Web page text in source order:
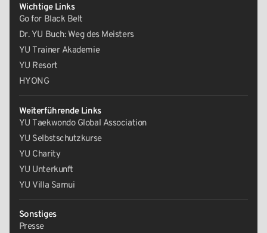
Wichtige Links
Go for Black Belt
Dr. YU Buch: Weg des Meisters
YU Trainer Akademie
YU Resort
HYONG
Weiterführende Links
YU Taekwondo Global Association
YU Selbstschutzkurse
YU Charity
YU Unterkunft
YU Villa Samui
Sonstiges
Presse